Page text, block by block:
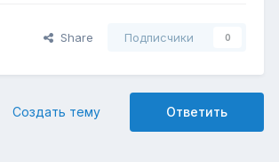
Share Подписчики 0
Ответить
Создать тему